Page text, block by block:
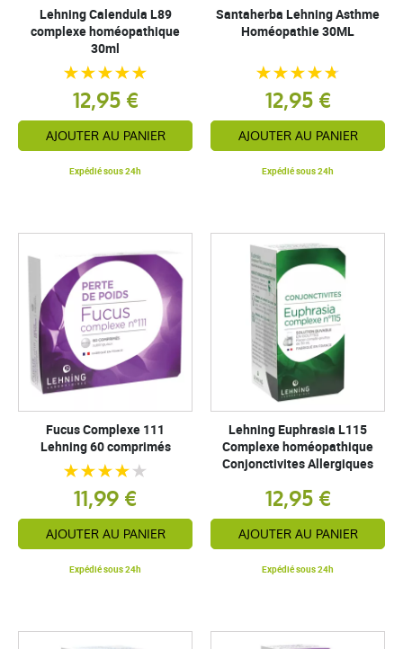
Lehning Calendula L89
complexe homéopathique
30ml
12,95 €
AJOUTER AU PANIER
Expédié sous 24h
Santaherba Lehning Asthme
Homéopathie 30ML
12,95 €
AJOUTER AU PANIER
Expédié sous 24h
Fucus Complexe 111
Lehning 60 comprimés
11,99 €
AJOUTER AU PANIER
Expédié sous 24h
Lehning Euphrasia L115
Complexe homéopathique
Conjonctivites Allergiques
12,95 €
AJOUTER AU PANIER
Expédié sous 24h